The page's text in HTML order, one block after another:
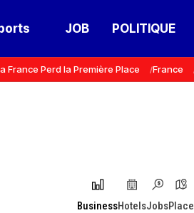
JOB POLITIQUE
France Perd la Première Place France
BusinessHotelsJobsPlace